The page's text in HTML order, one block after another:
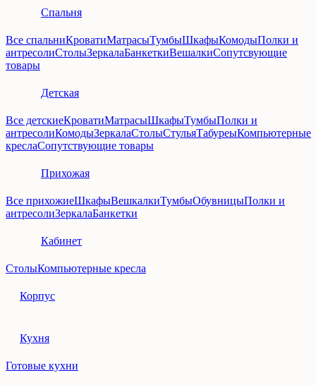
Спальня
Все спальниКроватиМатрасыТумбыШкафыКомодыПолки и
антресолиСтолыЗеркалаБанкеткиВешалкиСопутсвующие
товары
Детская
Все детскиеКроватиМатрасыШкафыТумбыПолки и
антресолиКомодыЗеркалаСтолыСтульяТабуреыКомпьютерные
креслаСопутствующие товары
Прихожая
Все прихожиеШкафыВешкалкиТумбыОбувницыПолки и
антресолиЗеркалаБанкетки
Кабинет
СтолыКомпьютерные кресла
Корпус
Кухня
Готовые кухни